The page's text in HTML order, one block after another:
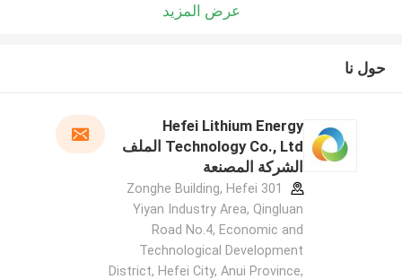
عرض المزيد
حول نا
Hefei Lithium Energy
Technology Co., Ltd الملف
الشركة المصنعة
301 Zonghe Building, Hefei
Yiyan Industry Area, Qingluan
Road No.4, Economic and
Technological Development
District, Hefei City, Anui Province,